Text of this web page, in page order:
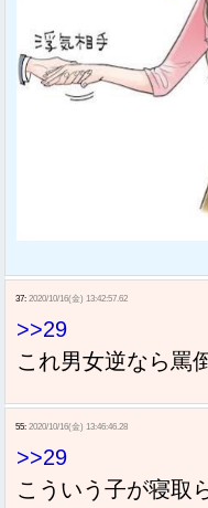
37: 2020/10/16(金) 13:42:57.62
>>29
これ男女逆なら罵
55: 2020/10/16(金) 13:46:46.28
>>29
こういう子が寝取